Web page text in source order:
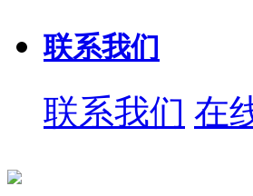
联系我们
联系我们 在